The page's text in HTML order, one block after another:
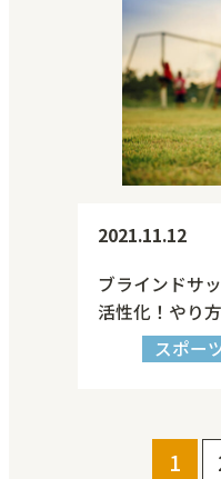
2021.11.12
ブラインドサ
活性化！やり
スポー
1